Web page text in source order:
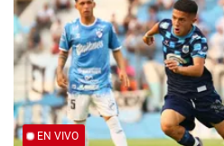
EN VIVO